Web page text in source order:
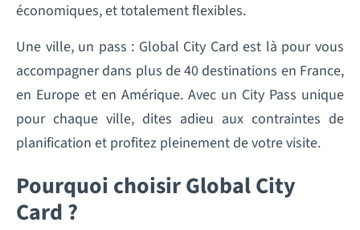
économiques, et totalement flexibles.
Une ville, un pass : Global City Card est là pour vous
accompagner dans plus de 40 destinations en France,
en Europe et en Amérique. Avec un City Pass unique
pour chaque ville, dites adieu aux contraintes de
planification et profitez pleinement de votre visite.
Pourquoi choisir Global City
Card ?